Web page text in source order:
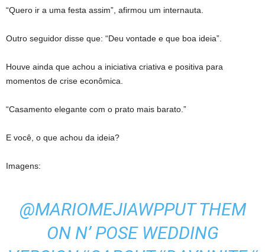
“Quero ir a uma festa assim”, afirmou um internauta.
Outro seguidor disse que: “Deu vontade e que boa ideia”.
Houve ainda que achou a iniciativa criativa e positiva para
momentos de crise econômica.
“Casamento elegante com o prato mais barato.”
E você, o que achou da ideia?
Imagens:
@MARIOMEJIAWPPUT THEM
ON N’ POSE WEDDING